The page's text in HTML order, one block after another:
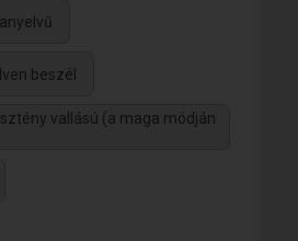
beszél
vallású (a maga módján